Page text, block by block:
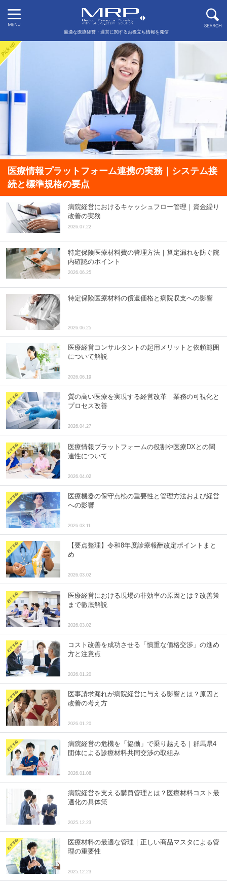
最適な医療経営・運営に関するお役立ち情報を発信
医療情報プラットフォーム連携の実務｜システム接
続と標準規格の要点
病院経営におけるキャッシュフロー管理｜資金繰り
改善の実務
2026.07.22
特定保険医療材料費の管理方法｜算定漏れを防ぐ院
内確認のポイント
2026.06.25
特定保険医療材料の償還価格と病院収支への影響
2026.06.25
医療経営コンサルタントの起用メリットと依頼範囲
について解説
2026.06.19
質の高い医療を実現する経営改革｜業務の可視化と
プロセス改善
2026.04.27
医療情報プラットフォームの役割や医療DXとの関
連性について
2026.04.02
医療機器の保守点検の重要性と管理方法および経営
への影響
2026.03.11
【要点整理】令和8年度診療報酬改定ポイントまと
め
2026.03.02
医療経営における現場の非効率の原因とは？改善策
まで徹底解説
2026.03.02
コスト改善を成功させる「慎重な価格交渉」の進め
方と注意点
2026.01.20
医事請求漏れが病院経営に与える影響とは？原因と
改善の考え方
2026.01.20
病院経営の危機を「協働」で乗り越える｜群馬県4
団体による診療材料共同交渉の取組み
2026.01.08
病院経営を支える購買管理とは？医療材料コスト最
適化の具体策
2025.12.23
医療材料の最適な管理｜正しい商品マスタによる管
理の重要性
2025.12.23